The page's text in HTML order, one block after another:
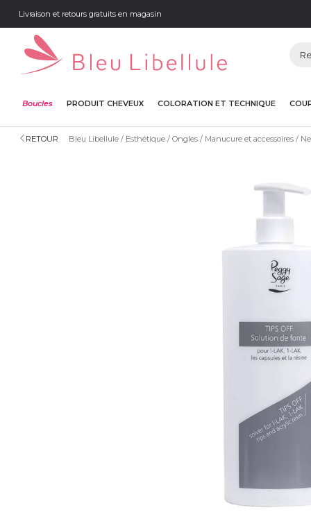
Livraison et retours gratuits en magasin
Boucles PRODUIT CHEVEUX COLORATION ET TECHNIQUE
RETOUR Bleu Libellule Esthétique Ongles Manucure et accessoires